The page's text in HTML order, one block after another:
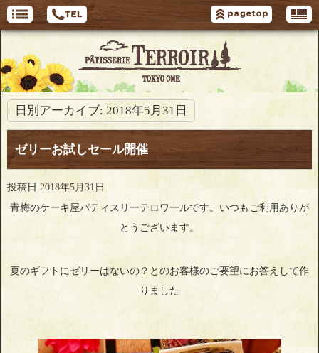
日別アーカイブ: 2018年5月31日
ゼリーお試しセール開催
投稿日 2018年5月31日
青梅のケーキ屋パティスリーテロワールです。いつもご利用ありが
とうございます。
夏のギフトにゼリーはないの？とのお客様のご要望にお答えして作
りました